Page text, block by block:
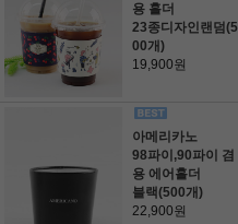
용 홀더
23종디자인랜덤(5
00개)
19,900원
아메리카노
98파이,90파이 겸
용 에어홀더
블랙(500개)
22,900원